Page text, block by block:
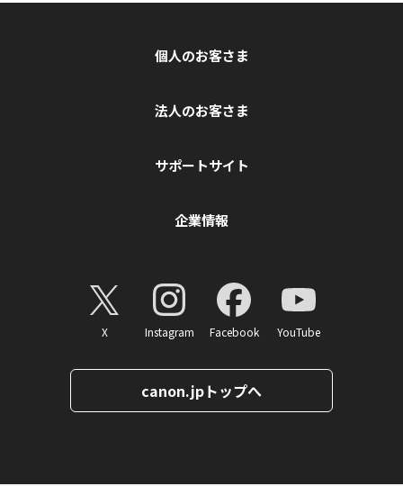
個人のお客さま
法人のお客さま
サポートサイト
企業情報
X Instagram Facebook YouTube
canon.jpトップへ